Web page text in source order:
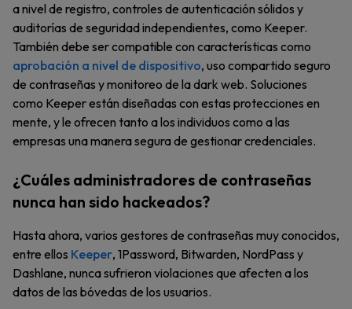
a nivel de registro, controles de autenticación sólidos y
auditorías de seguridad independientes, como Keeper.
También debe ser compatible con características como
aprobación a nivel de dispositivo, uso compartido seguro
de contraseñas y monitoreo de la dark web. Soluciones
como Keeper están diseñadas con estas protecciones en
mente, y le ofrecen tanto a los individuos como a las
empresas una manera segura de gestionar credenciales.
¿Cuáles administradores de contraseñas
nunca han sido hackeados?
Hasta ahora, varios gestores de contraseñas muy conocidos,
entre ellos Keeper, 1Password, Bitwarden, NordPass y
Dashlane, nunca sufrieron violaciones que afecten a los
datos de las bóvedas de los usuarios.